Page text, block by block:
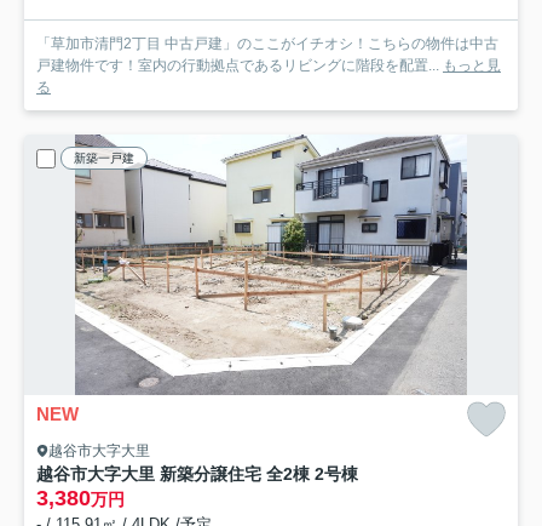
「草加市清門2丁目 中古戸建」のここがイチオシ！こちらの物件は中古
戸建物件です！室内の行動拠点であるリビングに階段を配置... もっと見
る
新築一戸建
NEW
越谷市大字大里
越谷市大字大里 新築分譲住宅 全2棟 2号棟
3,380万円